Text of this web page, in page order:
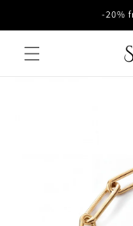
sisältöön
-20%